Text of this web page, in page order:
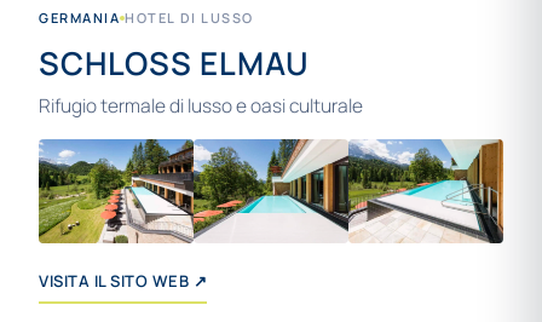
GERMANIA HOTEL DI LUSSO
SCHLOSS ELMAU
Rifugio termale di lusso e oasi culturale
VISITA IL SITO WEB ↗